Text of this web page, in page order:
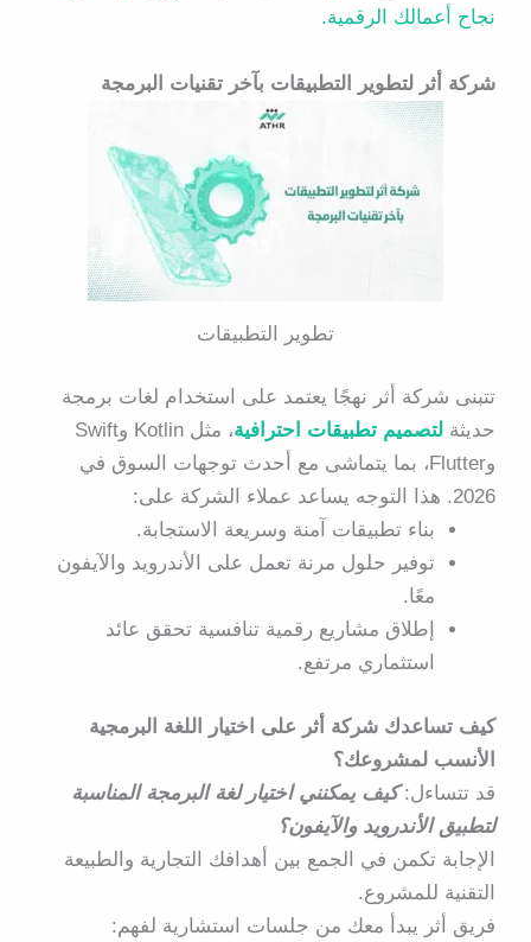
نجاح أعمالك الرقمية.
شركة أثر لتطوير التطبيقات بآخر تقنيات البرمجة
تطوير التطبيقات
تتبنى شركة أثر نهجًا يعتمد على استخدام لغات برمجة
حديثة لتصميم تطبيقات احترافية
، مثل Kotlin وSwift
وFlutter، بما يتماشى مع أحدث توجهات السوق في
2026. هذا التوجه يساعد عملاء الشركة على:
بناء تطبيقات آمنة وسريعة الاستجابة.
توفير حلول مرنة تعمل على الأندرويد والآيفون
معًا.
إطلاق مشاريع رقمية تنافسية تحقق عائد
استثماري مرتفع.
كيف تساعدك شركة أثر على اختيار اللغة البرمجية
الأنسب لمشروعك؟
قد تتساءل:كيف يمكنني اختيار لغة البرمجة المناسبة
لتطبيق الأندرويد والآيفون؟
الإجابة تكمن في الجمع بين أهدافك التجارية والطبيعة
التقنية للمشروع.
فريق
أثر يبدأ معك من جلسات استشارية لفهم: